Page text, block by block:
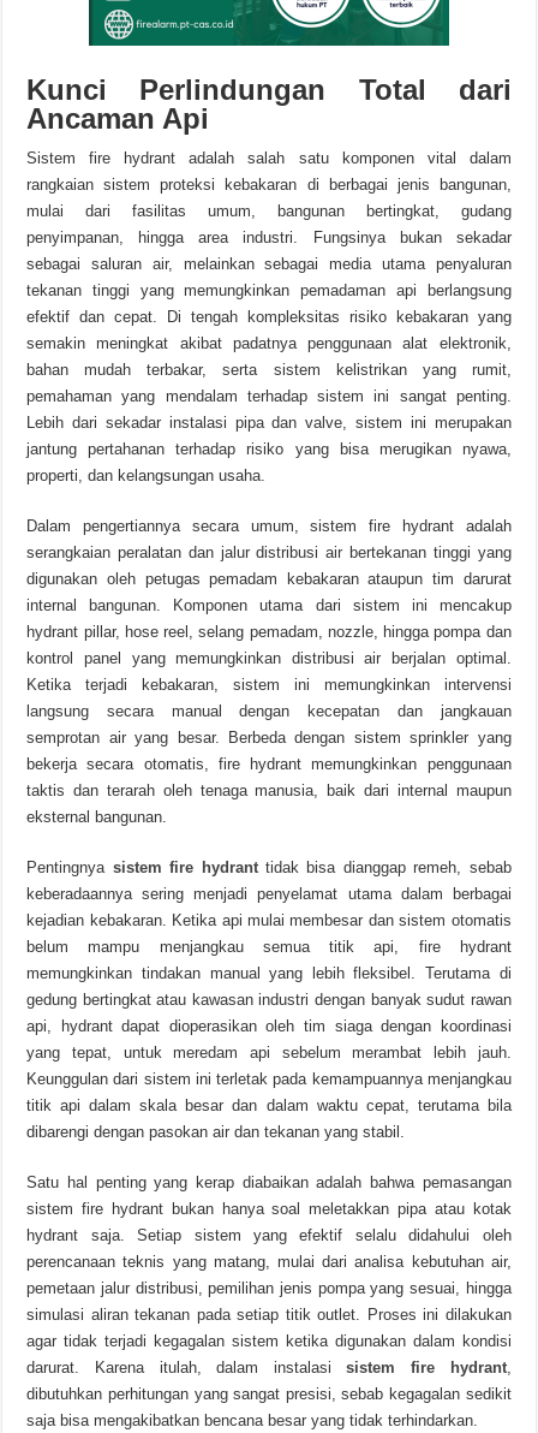
Kunci Perlindungan Total dari
Ancaman Api
Sistem fire hydrant adalah salah satu komponen vital dalam
rangkaian sistem proteksi kebakaran di berbagai jenis bangunan,
mulai dari fasilitas umum, bangunan bertingkat, gudang
penyimpanan, hingga area industri. Fungsinya bukan sekadar
sebagai saluran air, melainkan sebagai media utama penyaluran
tekanan tinggi yang memungkinkan pemadaman api berlangsung
efektif dan cepat. Di tengah kompleksitas risiko kebakaran yang
semakin meningkat akibat padatnya penggunaan alat elektronik,
bahan mudah terbakar, serta sistem kelistrikan yang rumit,
pemahaman yang mendalam terhadap sistem ini sangat penting.
Lebih dari sekadar instalasi pipa dan valve, sistem ini merupakan
jantung pertahanan terhadap risiko yang bisa merugikan nyawa,
properti, dan kelangsungan usaha.
Dalam pengertiannya secara umum, sistem fire hydrant adalah
serangkaian peralatan dan jalur distribusi air bertekanan tinggi yang
digunakan oleh petugas pemadam kebakaran ataupun tim darurat
internal bangunan. Komponen utama dari sistem ini mencakup
hydrant pillar, hose reel, selang pemadam, nozzle, hingga pompa dan
kontrol panel yang memungkinkan distribusi air berjalan optimal.
Ketika terjadi kebakaran, sistem ini memungkinkan intervensi
langsung secara manual dengan kecepatan dan jangkauan
semprotan air yang besar. Berbeda dengan sistem sprinkler yang
bekerja secara otomatis, fire hydrant memungkinkan penggunaan
taktis dan terarah oleh tenaga manusia, baik dari internal maupun
eksternal bangunan.
Pentingnya sistem fire hydranttidak bisa dianggap remeh, sebab
keberadaannya sering menjadi penyelamat utama dalam berbagai
kejadian kebakaran. Ketika api mulai membesar dan sistem otomatis
belum mampu menjangkau semua titik api, fire hydrant
memungkinkan tindakan manual yang lebih fleksibel. Terutama di
gedung bertingkat atau kawasan industri dengan banyak sudut rawan
api, hydrant dapat dioperasikan oleh tim siaga dengan koordinasi
yang tepat, untuk meredam api sebelum merambat lebih jauh.
Keunggulan dari sistem ini terletak pada kemampuannya menjangkau
titik api dalam skala besar dan dalam waktu cepat, terutama bila
dibarengi dengan pasokan air dan tekanan yang stabil.
Satu hal penting yang kerap diabaikan adalah bahwa pemasangan
sistem fire hydrant bukan hanya soal meletakkan pipa atau kotak
hydrant saja. Setiap sistem yang efektif selalu didahului oleh
perencanaan teknis yang matang, mulai dari analisa kebutuhan air,
pemetaan jalur distribusi, pemilihan jenis pompa yang sesuai, hingga
simulasi aliran tekanan pada setiap titik outlet. Proses ini dilakukan
agar tidak terjadi kegagalan sistem ketika digunakan dalam kondisi
darurat. Karena itulah, dalam instalasi
sistem fire hydrant,
dibutuhkan perhitungan yang sangat presisi, sebab kegagalan sedikit
saja bisa mengakibatkan bencana besar yang tidak terhindarkan.